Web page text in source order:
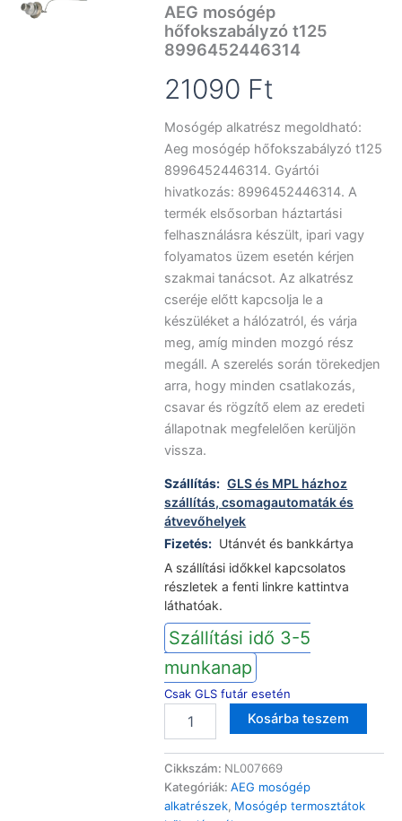
AEG mosógép
hőfokszabályzó t125
8996452446314
21090 Ft
Mosógép alkatrész megoldható:
Aeg mosógép hőfokszabályzó t125
8996452446314. Gyártói
hivatkozás: 8996452446314. A
termék elsősorban háztartási
felhasználásra készült, ipari vagy
folyamatos üzem esetén kérjen
szakmai tanácsot. Az alkatrész
cseréje előtt kapcsolja le a
készüléket a hálózatról, és várja
meg, amíg minden mozgó rész
megáll. A szerelés során törekedjen
arra, hogy minden csatlakozás,
csavar és rögzítő elem az eredeti
állapotnak megfelelően kerüljön
vissza.
Szállítás: GLS és MPL házhoz
szállítás, csomagautomaták és
átvevőhelyek
Fizetés: Utánvét és bankkártya
A szállítási időkkel kapcsolatos
részletek a fenti linkre kattintva
láthatóak.
Szállítási idő 3-5
munkanap
Csak GLS futár esetén
mosógép
t125
8996452446314
mennyiség
Kosárba teszem
Cikkszám: NL007669
Kategóriák:AEG mosógép
alkatrészek, Mosógép termosztátok